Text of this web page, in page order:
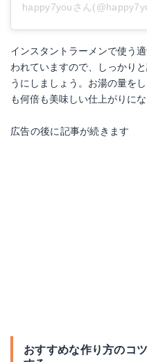
happy7youさん
インスタントラーメンで使う
われていますので、しっかり
うにしましょう。お湯の量を
も何倍も美味しい仕上がりにな
広告の後に記事が続きます
おすすめな作り方のコ